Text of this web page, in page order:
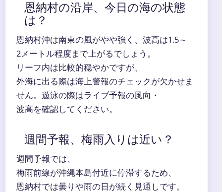
恩納村の沿岸、今日の海の状態
は？
恩納村沖は南東の風がやや強く、波高は1.5～
2メートル程度まで上がるでしょう。
リーフ内は比較的穏やかですが、
外海に出る際は海上警報のチェックが欠かせま
せん。遊泳の際はライブ予報の風向・
波高を確認してください。
週間予報、梅雨入りは近い？
週間予報では、
梅雨前線が沖縄本島付近に停滞するため、
恩納村では曇りや雨の日が続く見通しです。